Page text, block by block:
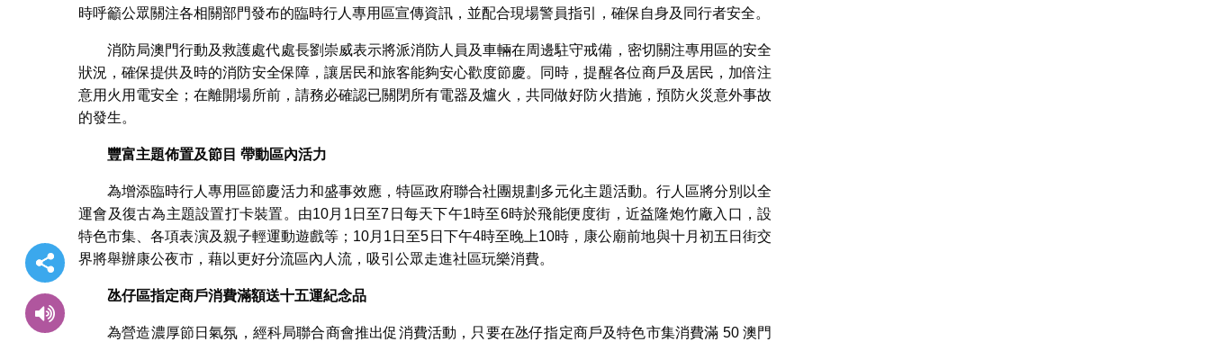
時呼籲公眾關注各相關部門發布的臨時行人專用區宣傳資訊，並配合現場警員指引，確保自身及同行者安全。
消防局澳門行動及救護處代處長劉崇威表示將派消防人員及車輛在周邊駐守戒備，密切關注專用區的安全
狀況，確保提供及時的消防安全保障，讓居民和旅客能夠安心歡度節慶。同時，提醒各位商戶及居民，加倍注
意用火用電安全；在離開場所前，請務必確認已關閉所有電器及爐火，共同做好防火措施，預防火災意外事故
的發生。
豐富主題佈置及節目 帶動區內活力
為增添臨時行人專用區節慶活力和盛事效應，特區政府聯合社團規劃多元化主題活動。行人區將分別以全
運會及復古為主題設置打卡裝置。由10月1日至7日每天下午1時至6時於飛能便度街，近益隆炮竹廠入口，設
特色市集、各項表演及親子輕運動遊戲等；10月1日至5日下午4時至晚上10時，康公廟前地與十月初五日街交
界將舉辦康公夜市，藉以更好分流區內人流，吸引公眾走進社區玩樂消費。
氹仔區指定商戶消費滿額送十五運紀念品
為營造濃厚節日氣氛，經科局聯合商會推出促消費活動，只要在氹仔指定商戶及特色市集消費滿 50 澳門